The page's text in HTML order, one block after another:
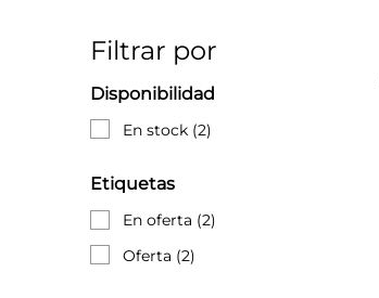
Filtrar por
Disponibilidad
En stock (2)
Etiquetas
En oferta (2)
Oferta (2)